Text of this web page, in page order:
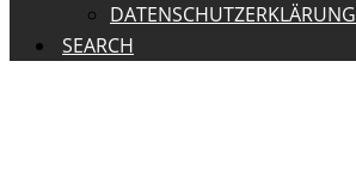
DATENSCHUTZERKLÄRUNG
SEARCH